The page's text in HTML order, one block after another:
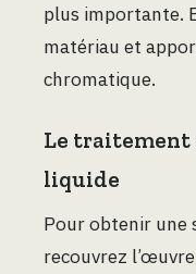
plus importante.
matériau et
chromatique.
Le traitement
liquide
Pour obtenir une
recouvrez l’œuvre